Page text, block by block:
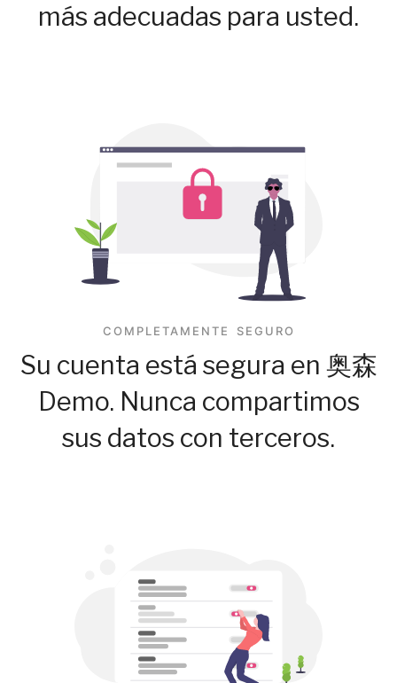
más adecuadas para usted.
COMPLETAMENTE SEGURO
Su cuenta está segura en 奥森
Demo. Nunca compartimos
sus datos con terceros.